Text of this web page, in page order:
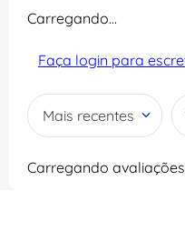
Carregando…
Faça login para
Mais recentes
Carregando